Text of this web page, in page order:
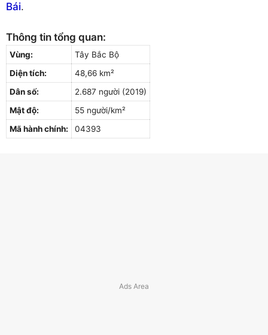
Bái.
Thông tin tổng quan:
Vùng:
Tây Bắc Bộ
Diện tích:
48,66 km²
Dân số:
2.687 người (2019)
Mật độ:
55 người/km²
Mã hành chính:
04393